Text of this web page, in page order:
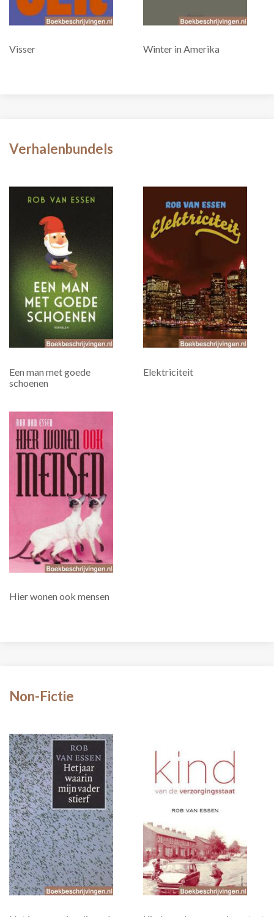
Visser Winter in Amerika
Verhalenbundels
Een man met goede
schoenen
Elektriciteit
Hier wonen ook mensen
Non-Fictie